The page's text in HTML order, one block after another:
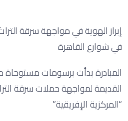
إبراز الهوية في مواجهة سرقة
في شوارع القاهرة
المبادرة بدأت برسومات مستوحاة
القديمة لمواجهة حملات سرقة
“المركزية الإفريقية”